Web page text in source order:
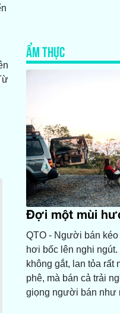
ẨM THỰC
Đợi một mùi
QTO - Người bán
hơi bốc lên nghi
không gắt, lan tỏa rất
phê, mà bán cả trải
giọng người bán như